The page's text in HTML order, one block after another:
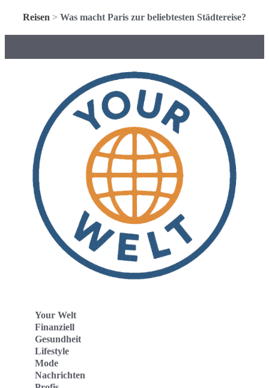
Reisen > Was macht Paris zur beliebtesten Städtereise?
Your Welt
Finanziell
Gesundheit
Lifestyle
Mode
Nachrichten